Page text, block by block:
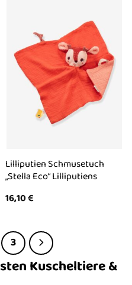
Lilliputien Schmusetuch
„Stella Eco“ Lilliputiens
16,10€
3
Kuscheltiere &